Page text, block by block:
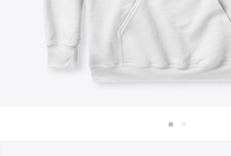
Classic Long Sleeve Tee
US$ 18,99